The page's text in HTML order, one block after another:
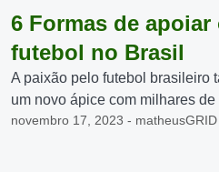
6 Formas de
futebol no Brasil
A paixão pelo futebol brasileiro
um novo ápice com milhares de
novembro 17, 2023 - matheusGRID